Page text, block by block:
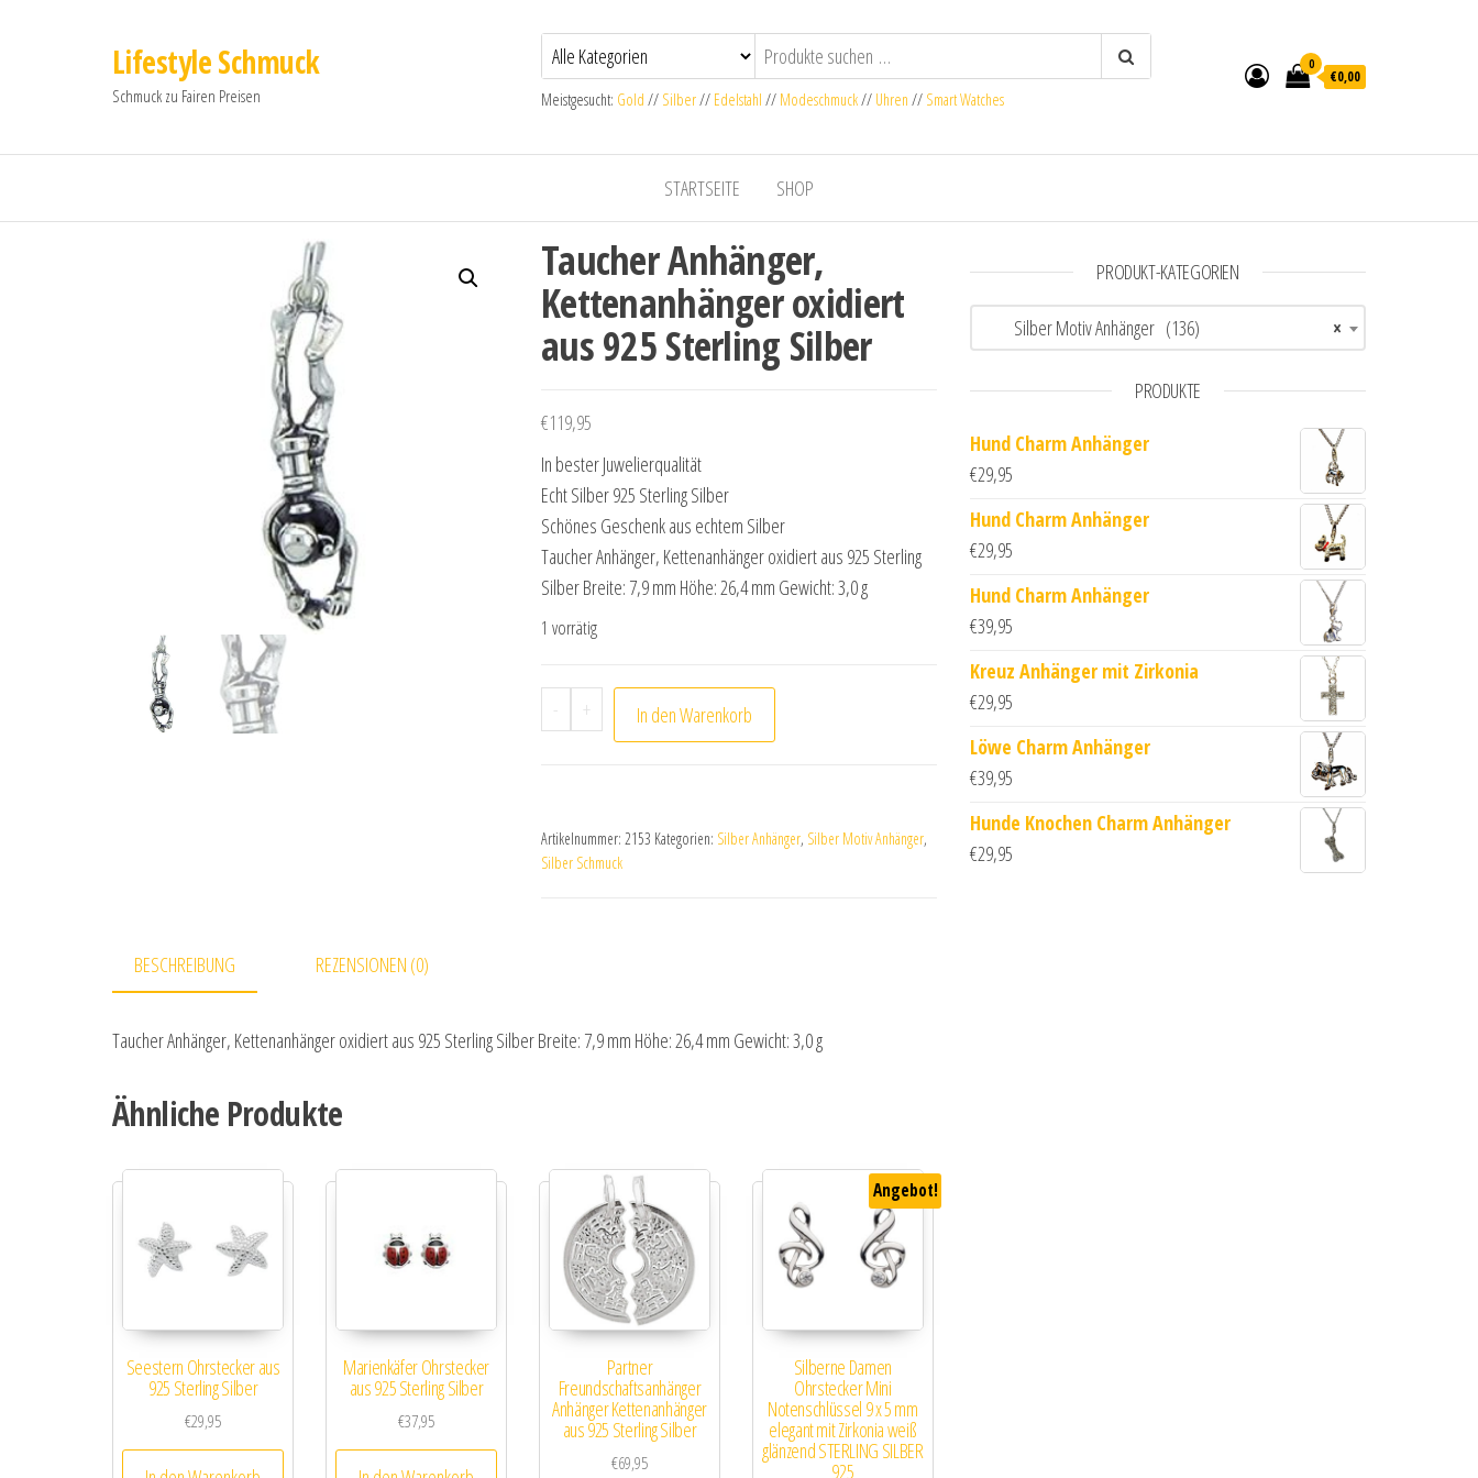
Lifestyle Schmuck
Schmuck zu Fairen Preisen Meistgesucht: Gold // Silber// Edelstahl // Modeschmuck// Uhren // Smart Watches
0
€0,00
STARTSEITE SHOP
Taucher Anhänger,
Kettenanhänger oxidiert
aus 925 Sterling Silber
€119,95
In bester Juwelierqualität
Echt Silber 925 Sterling Silber
Schönes Geschenk aus echtem Silber
Taucher Anhänger, Kettenanhänger oxidiert aus 925 Sterling
Silber Breite: 7,9 mm Höhe: 26,4 mm Gewicht: 3,0 g
1 vorrätig
- Taucher Anhänger, Kettenanhänger oxidiert aus 925 Sterling Silber Menge
+ In den Warenkorb
Artikelnummer: 2153 Kategorien: Silber Anhänger, Silber Motiv Anhänger,
Silber Schmuck
BESCHREIBUNG REZENSIONEN (0)
Taucher Anhänger, Kettenanhänger oxidiert aus 925 Sterling Silber Breite: 7,9 mm Höhe: 26,4 mm Gewicht: 3,0 g
Ähnliche Produkte
Seestern Ohrstecker aus
925 Sterling Silber
€29,95
Marienkäfer Ohrstecker
aus 925 Sterling Silber
€37,95
Partner
Freundschaftsanhänger
Anhänger Kettenanhänger
aus 925 Sterling Silber
€69,95
Angebot!
Silberne Damen
Ohrstecker Mini
Notenschlüssel 9 x 5 mm
elegant mit Zirkonia weiß
glänzend STERLING SILBER
925
PRODUKT-KATEGORIEN
×
Silber Motiv Anhänger (136)
PRODUKTE
Hund Charm Anhänger
€29,95
Hund Charm Anhänger
€29,95
Hund Charm Anhänger
€39,95
Kreuz Anhänger mit Zirkonia
€29,95
Löwe Charm Anhänger
€39,95
Hunde Knochen Charm Anhänger
€29,95